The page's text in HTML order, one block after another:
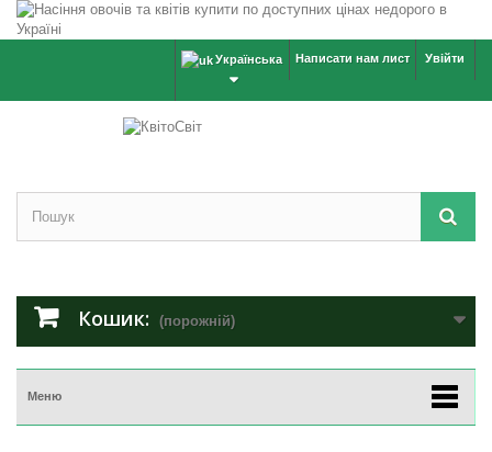
Увійти
Написати нам лист
Українська
Кошик: (порожній)
Меню